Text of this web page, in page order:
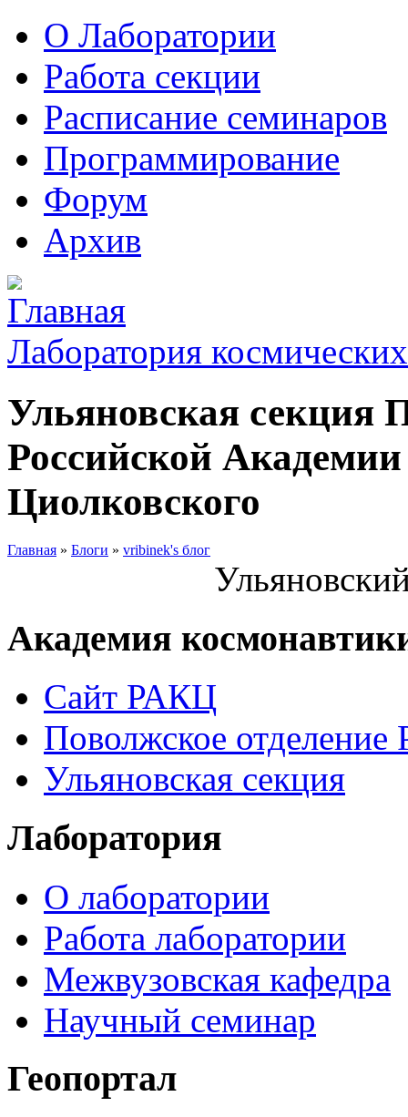
О Лаборатории
Работа секции
Расписание семинаров
Программирование
Форум
Архив
Лаборатория
Ульяновская секция
Российской
Циолковского
Главная » Блоги » vribinek's блог
Академия
Сайт РАКЦ
Поволжское
Ульяновская секция
Лаборатория
О лаборатории
Работа лаборатории
Межвузовская кафедра
Научный семинар
Геопортал